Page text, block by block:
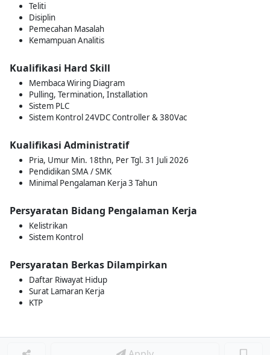
Teliti
Disiplin
Pemecahan Masalah
Kemampuan Analitis
Kualifikasi Hard Skill
Membaca Wiring Diagram
Pulling, Termination, Installation
Sistem PLC
Sistem Kontrol 24VDC Controller & 380Vac
Kualifikasi Administratif
Pria, Umur Min. 18thn, Per Tgl. 31 Juli 2026
Pendidikan SMA / SMK
Minimal Pengalaman Kerja 3 Tahun
Persyaratan Bidang Pengalaman Kerja
Kelistrikan
Sistem Kontrol
Persyaratan Berkas Dilampirkan
Daftar Riwayat Hidup
Surat Lamaran Kerja
KTP